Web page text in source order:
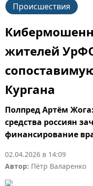
Происшествия
жителей
Кургана
Полпред Артём
средства россиян
финансирование
02.04.2026 в 14:09
Автор: Пётр Валаренко